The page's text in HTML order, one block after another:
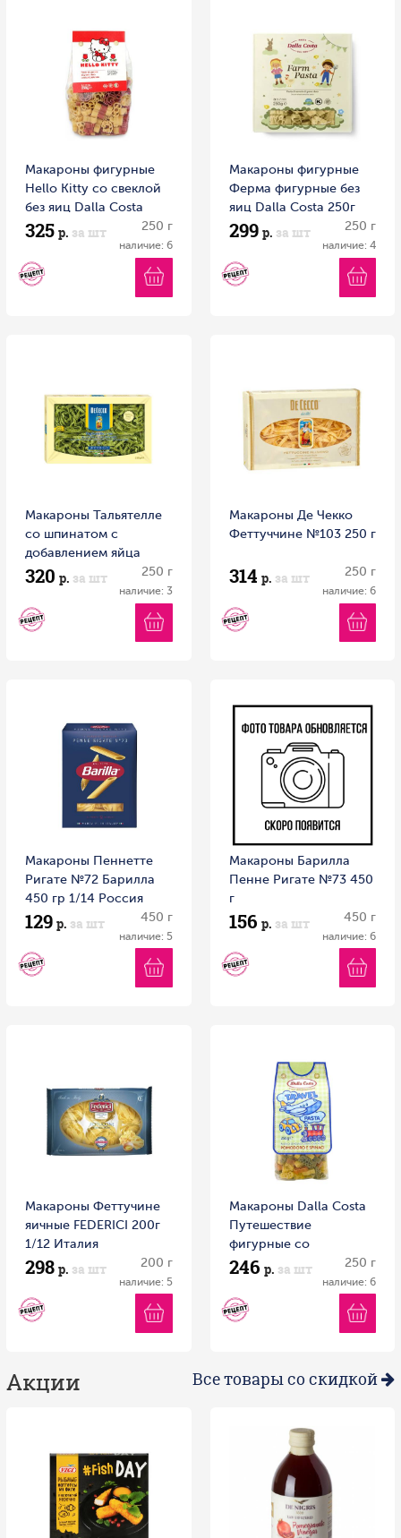
Макароны фигурные
Hello Kitty со свеклой
без яиц Dalla Costa
250г 1/12 Италия
325 р. за шт 250 г
наличие: 6
Макароны фигурные
Ферма фигурные без
яиц Dalla Costa 250г
1/15 Италия
299 р. за шт 250 г
наличие: 4
Макароны Тальятелле
со шпинатом с
добавлением яйца
№107 Де Чекко 250 г
320 р. за шт 250 г
наличие: 3
Макароны Де Чекко
Феттуччине №103 250 г
314 р. за шт 250 г
наличие: 6
Макароны Пеннетте
Ригате №72 Барилла
450 гр 1/14 Россия
129 р. за шт 450 г
наличие: 5
Макароны Барилла
Пенне Ригате №73 450
г
156 р. за шт 450 г
наличие: 6
Макароны Феттучине
яичные FEDERICI 200г
1/12 Италия
298 р. за шт 200 г
наличие: 5
Макароны Dalla Costa
Путешествие
фигурные со
шпинатом и томатом
без яиц 250 г
246 р. за шт 250 г
наличие: 6
Акции Все товары со скидкой